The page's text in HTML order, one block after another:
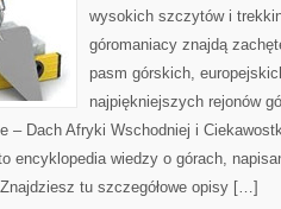
wysokich szczytów i
góromaniacy znajdą
pasm górskich,
najpiękniejszych rejonów
– Dach Afryki Wschodniej i
encyklopedia wiedzy o górach,
tu szczegółowe opisy […]